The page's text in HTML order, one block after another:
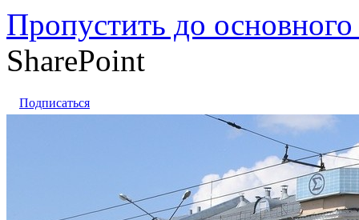
Пропустить до основного
SharePoint
Подписаться